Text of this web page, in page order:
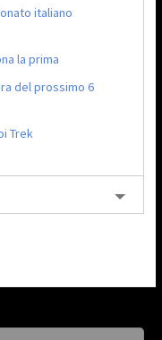
italiano
la prima
del prossimo 6
Trek